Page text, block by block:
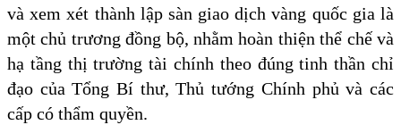
và xem xét thành lập sàn giao dịch vàng quốc gia là
một chủ trương đồng bộ, nhằm hoàn thiện thể chế và
hạ tầng thị trường tài chính theo đúng tinh thần chỉ
đạo của Tổng Bí thư, Thủ tướng Chính phủ và các
cấp có thẩm quyền.